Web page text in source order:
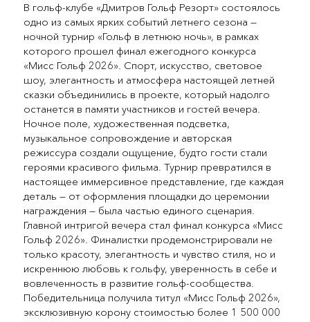
В гольф-клубе «Дмитров Гольф Резорт» состоялось
одно из самых ярких событий летнего сезона —
ночной турнир «Гольф в летнюю ночь», в рамках
которого прошел финал ежегодного конкурса
«Мисс Гольф 2026». Спорт, искусство, световое
шоу, элегантность и атмосфера настоящей летней
сказки объединились в проекте, который надолго
останется в памяти участников и гостей вечера.
Ночное поле, художественная подсветка,
музыкальное сопровождение и авторская
режиссура создали ощущение, будто гости стали
героями красивого фильма. Турнир превратился в
настоящее иммерсивное представление, где каждая
деталь — от оформления площадки до церемонии
награждения — была частью единого сценария.
Главной интригой вечера стал финал конкурса «Мисс
Гольф 2026». Финалистки продемонстрировали не
только красоту, элегантность и чувство стиля, но и
искреннюю любовь к гольфу, уверенность в себе и
вовлеченность в развитие гольф-сообщества.
Победительница получила титул «Мисс Гольф 2026»,
эксклюзивную корону стоимостью более 1 500 000